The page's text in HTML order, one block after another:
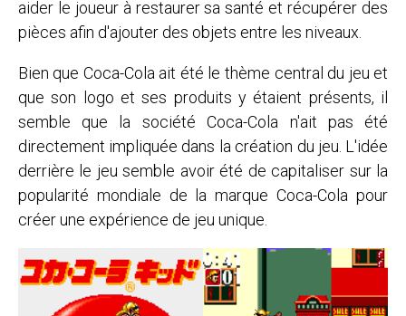
aider le joueur à restaurer sa santé et récupérer des
pièces afin d'ajouter des objets entre les niveaux.
Bien que Coca-Cola ait été le thème central du jeu et
que son logo et ses produits y étaient présents, il
semble que la société Coca-Cola n'ait pas été
directement impliquée dans la création du jeu. L'idée
derrière le jeu semble avoir été de capitaliser sur la
popularité mondiale de la marque Coca-Cola pour
créer une expérience de jeu unique.